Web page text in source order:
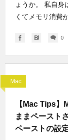
ょうか。 私自
くてメモリ消費
0
Mac
【Mac Tips】
ままペースト
ペーストの設